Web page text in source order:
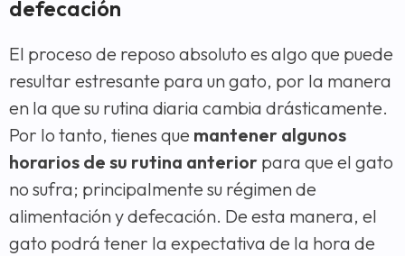
defecación
El proceso de reposo absoluto es algo que puede
resultar estresante para un gato, por la manera
en la que su rutina diaria cambia drásticamente.
Por lo tanto, tienes que mantener algunos
horarios de su rutina anterior para que el gato
no sufra; principalmente su régimen de
alimentación y defecación. De esta manera, el
gato podrá tener la expectativa de la hora de